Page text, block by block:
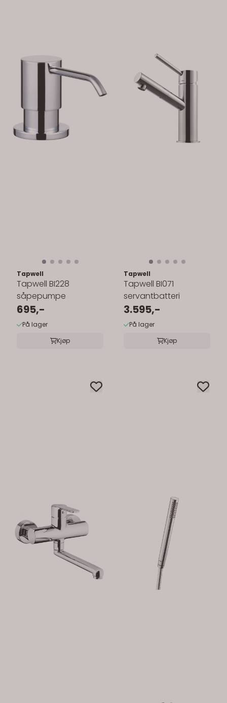
Tapwell
Tapwell BI228
såpepumpe
695,-
På lager
Kjøp
Tapwell
Tapwell BI071
servantbatteri
3.595,-
På lager
Kjøp